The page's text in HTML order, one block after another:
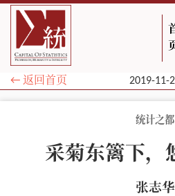
← 返回首页 2019-11-
统计之都
采菊东篱下，
张志华